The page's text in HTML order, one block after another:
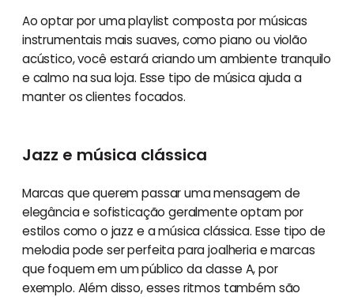
Ao optar por uma playlist composta por músicas
instrumentais mais suaves, como piano ou violão
acústico, você estará criando um ambiente tranquilo
e calmo na sua loja. Esse tipo de música ajuda a
manter os clientes focados.
Jazz e música clássica
Marcas que querem passar uma mensagem de
elegância e sofisticação geralmente optam por
estilos como o jazz e a música clássica. Esse tipo de
melodia pode ser perfeita para joalheria e marcas
que foquem em um público da classe A, por
exemplo. Além disso, esses ritmos também são